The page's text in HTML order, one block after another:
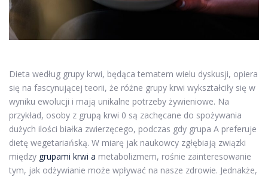
Dieta według grupy krwi, będąca tematem wielu dyskusji, opiera
się na fascynującej teorii, że różne grupy krwi wykształciły się w
wyniku ewolucji i mają unikalne potrzeby żywieniowe. Na
przykład, osoby z grupą krwi 0 są zachęcane do spożywania
dużych ilości białka zwierzęcego, podczas gdy grupa A preferuje
dietę wegetariańską. W miarę jak naukowcy zgłębiają związki
między grupami krwi a metabolizmem, rośnie zainteresowanie
tym, jak odżywianie może wpływać na nasze zdrowie. Jednakże,